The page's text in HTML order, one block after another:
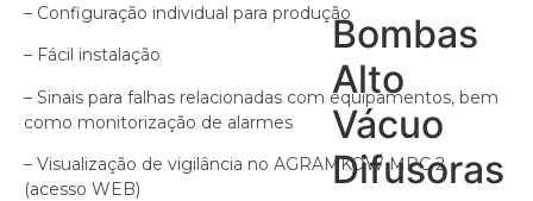
Bombas
Alto
Vácuo
Difusoras
– Configuração individual para produção
– Fácil instalação
– Sinais para falhas relacionadas com equipamentos, bem
como monitorização de alarmes
– Visualização de vigilância no AGRAMKOW MPC 2
(acesso WEB)